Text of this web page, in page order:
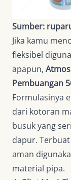
Sumber:
Jika kamu
fleksibel
apapun,
Pembuangan
Formulasinya
dari kotoran
busuk yang
dapur.
aman
material pipa.